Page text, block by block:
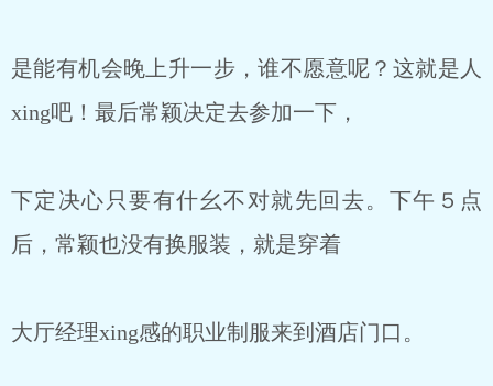
是能有机会晚上升一步，谁不愿意呢？这就是人
xing吧！最后常颖决定去参加一下，
下定决心只要有什幺不对就先回去。下午５点
后，常颖也没有换服装，就是穿着
大厅经理xing感的职业制服来到酒店门口。